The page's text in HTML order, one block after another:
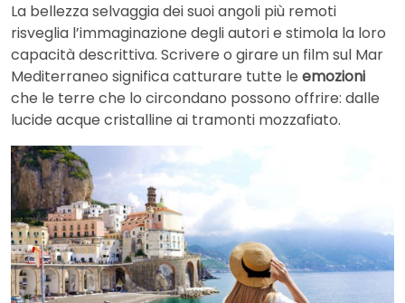
La bellezza selvaggia dei suoi angoli più remoti
risveglia l’immaginazione degli autori e stimola la loro
capacità descrittiva. Scrivere o girare un film sul Mar
Mediterraneo significa catturare tutte le emozioni
che le terre che lo circondano possono offrire: dalle
lucide acque cristalline ai tramonti mozzafiato.